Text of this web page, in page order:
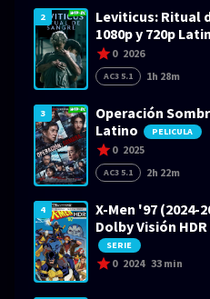
2
Leviticus: Ritual
1080p y 720p
0 2026
AC3 5.1 1h 28m
3
Operación
Latino
PELICULA
0 2025
AC3 5.1 2h 22m
4
X-Men '97 (2024-
Dolby Visión
SERIE
0 2024 33 min